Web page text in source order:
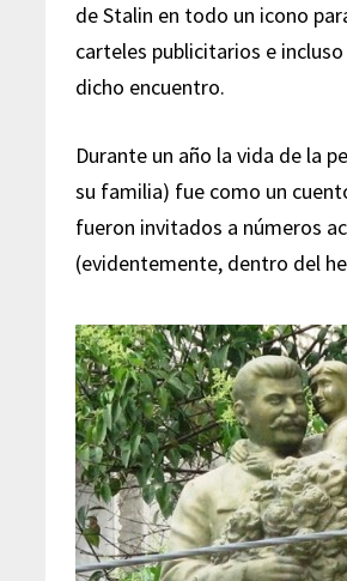
de Stalin en todo un icono
carteles publicitarios e
dicho encuentro.
Durante un año la vida de la
su familia) fue como un
fueron invitados a números
(evidentemente, dentro del